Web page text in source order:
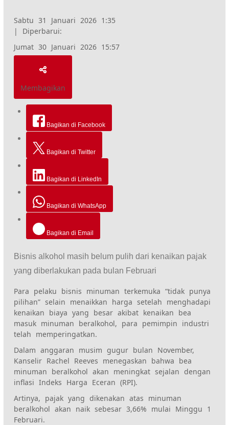
Sabtu 31 Januari 2026 1:35
| Diperbarui:
Jumat 30 Januari 2026 15:57
Membagikan
Bagikan di Facebook
Bagikan di Twitter
Bagikan di LinkedIn
Bagikan di WhatsApp
Bagikan di Email
Bisnis alkohol masih belum pulih dari kenaikan pajak
yang diberlakukan pada bulan Februari
Para pelaku bisnis minuman terkemuka “tidak punya
pilihan” selain menaikkan harga setelah menghadapi
kenaikan biaya yang besar akibat kenaikan bea
masuk minuman beralkohol, para pemimpin industri
telah memperingatkan.
Dalam anggaran musim gugur bulan November,
Kanselir Rachel Reeves menegaskan bahwa bea
minuman beralkohol akan meningkat sejalan dengan
inflasi Indeks Harga Eceran (RPI).
Artinya, pajak yang dikenakan atas minuman
beralkohol akan naik sebesar 3,66% mulai Minggu 1
Februari.